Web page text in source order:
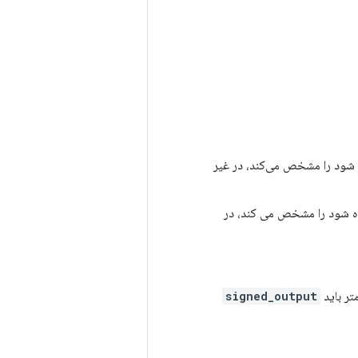
شود را مشخص می‌کند، در غیر
شود را مشخص می کند، در
signed_output